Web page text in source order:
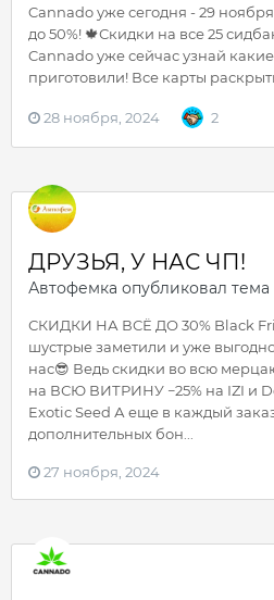
Cannado уже сегодня - 29
до 50%! 🍁Скидки на все 25
Cannado уже сейчас узнай
приготовили! Все карты
28 ноября, 2024 2
ДРУЗЬЯ, У НАС ЧП!
Автофемка опубликовал тема
СКИДКИ НА ВСЁ ДО 30% Black
шустрые заметили и уже
нас😎 Ведь скидки во всю
на ВСЮ ВИТРИНУ −25% на IZI и
Exotic Seed А еще в каждый
дополнительных бон...
27 ноября, 2024